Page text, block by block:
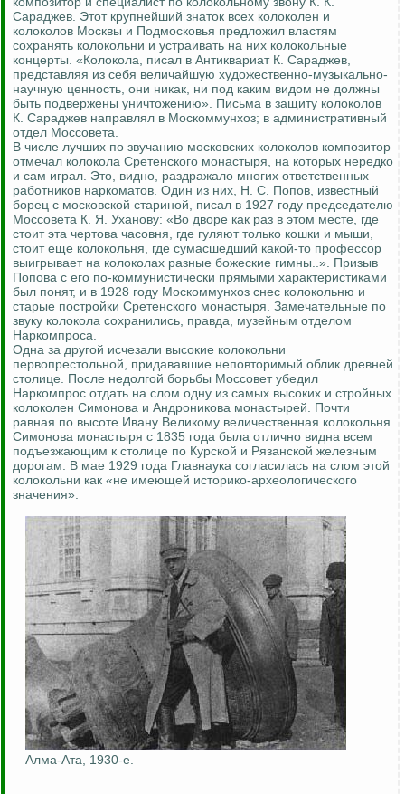
Сараджев. Этот крупнейший знаток всех колоколен и
колоколов Москвы и Подмосковья предложил властям
сохранять колокольни и устраивать на них колокольные
концерты. «Колокола, писал в Антиквариат К. Сараджев,
представляя из себя величайшую художественно-музыкально-
научную ценность, они никак, ни под каким видом не должны
быть подвержены уничтожению». Письма в защиту колоколов
К. Сараджев направлял в Москоммунхоз; в административный
отдел Моссовета.
В числе лучших по звучанию московских колоколов композитор
отмечал колокола Сретенского монастыря, на которых нередко
и сам играл. Это, видно, раздражало многих ответственных
работников наркоматов. Один из них, Н. С. Попов, известный
борец с московской стариной, писал в 1927 году председателю
Моссовета К. Я. Уханову: «Во дворе как раз в этом месте, где
стоит эта чертова часовня, где гуляют только кошки и мыши,
стоит еще колокольня, где сумасшедший какой-то профессор
выигрывает на колоколах разные божеские гимны..». Призыв
Попова с его по-коммунистически прямыми характеристиками
был понят, и в 1928 году Москоммунхоз снес колокольню и
старые постройки Сретенского монастыря. Замечательные по
звуку колокола сохранились, правда, музейным отделом
Наркомпроса.
Одна за другой исчезали высокие колокольни
первопрестольной, придававшие неповторимый облик древней
столице. После недолгой борьбы Моссовет убедил
Наркомпрос отдать на слом одну из самых высоких и стройных
колоколен Симонова и Андроникова монастырей. Почти
равная по высоте Ивану Великому величественная колокольня
Симонова монастыря с 1835 года была отлично видна всем
подъезжающим к столице по Курской и Рязанской железным
дорогам. В мае 1929 года Главнаука согласилась на слом этой
колокольни как «не имеющей историко-археологического
значения».
Алма-Ата, 1930-е.